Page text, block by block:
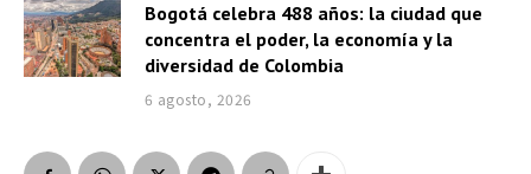
Bogotá celebra 488 años: la ciudad que
concentra el poder, la economía y la
diversidad de Colombia
6 agosto, 2026